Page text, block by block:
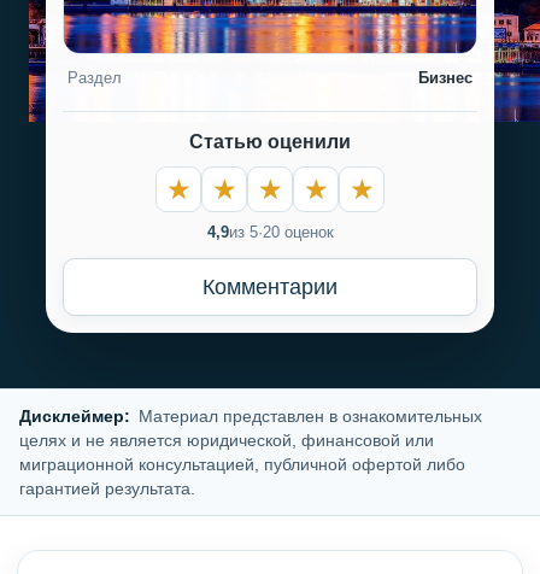
Раздел Бизнес
Статью оценили
4,9из 5·20 оценок
Комментарии
Дисклеймер: Материал представлен в ознакомительных
целях и не является юридической, финансовой или
миграционной консультацией, публичной офертой либо
гарантией результата.